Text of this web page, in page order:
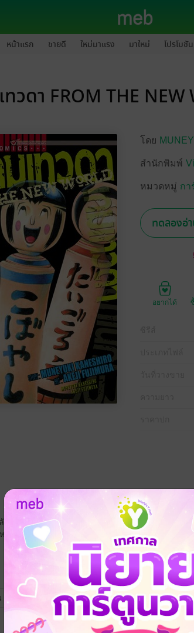
หน้าแรก ขายดี ใหม่มาแรง มาใหม่ โปรโมชัน
ทวดา FROM THE NEW
โดย
สำนักพิมพ์
หมวดหมู่ กา
ทดลองอ่
อยากได้
กลายเป็นเช่นนี้โดยกะทันหัน ทั้งตุ๊กตาล้มลุกที่ปล่อยล
ศาลกำลังวิ่งเข้าปะทะโลก ซ้ำร้ายโศกนาฏกรรมนี้ยัง
ดรามา แฟนตาซี ลึกลับ